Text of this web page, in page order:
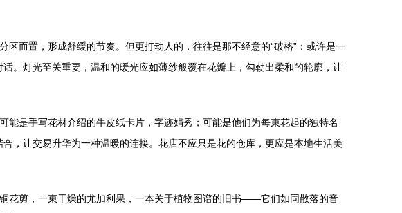
而置，形成舒缓的节奏。但更打动人的，往往是那不经意的“破格”：或许是一
。灯光至关重要，温和的暖光应如薄纱般覆在花瓣上，勾勒出柔和的轮廓，让
能是手写花材介绍的牛皮纸卡片，字迹娟秀；可能是他们为每束花起的独特名
，让交易升华为一种温暖的连接。花店不应只是花的仓库，更应是本地生活美
剪，一束干燥的尤加利果，一本关于植物图谱的旧书——它们如同散落的音